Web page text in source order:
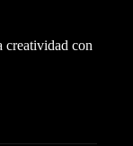
creatividad con